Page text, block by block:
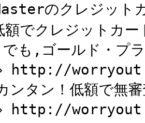
のクレジット
でクレジットカー
も,ゴールド・プ
⇒ http://
ンタン！低額で無
⇒ http://